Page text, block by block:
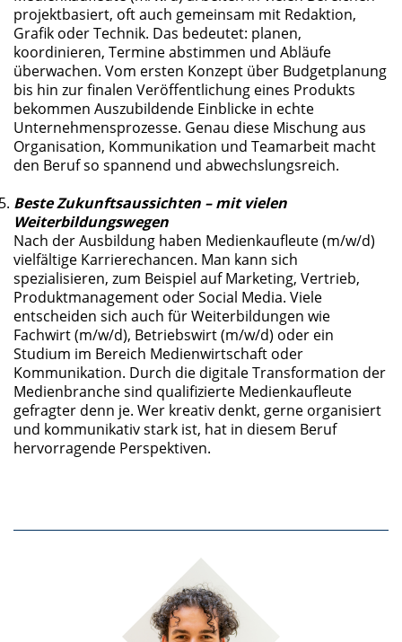
projektbasiert, oft auch gemeinsam mit Redaktion,
Grafik oder Technik. Das bedeutet: planen,
koordinieren, Termine abstimmen und Abläufe
überwachen. Vom ersten Konzept über Budgetplanung
bis hin zur finalen Veröffentlichung eines Produkts
bekommen Auszubildende Einblicke in echte
Unternehmensprozesse. Genau diese Mischung aus
Organisation, Kommunikation und Teamarbeit macht
den Beruf so spannend und abwechslungsreich.
Beste Zukunftsaussichten – mit vielen
Weiterbildungswegen
Nach der Ausbildung haben Medienkaufleute (m/w/d)
vielfältige Karrierechancen. Man kann sich
spezialisieren, zum Beispiel auf Marketing, Vertrieb,
Produktmanagement oder Social Media. Viele
entscheiden sich auch für Weiterbildungen wie
Fachwirt (m/w/d), Betriebswirt (m/w/d) oder ein
Studium im Bereich Medienwirtschaft oder
Kommunikation. Durch die digitale Transformation der
Medienbranche sind qualifizierte Medienkaufleute
gefragter denn je. Wer kreativ denkt, gerne organisiert
und kommunikativ stark ist, hat in diesem Beruf
hervorragende Perspektiven.